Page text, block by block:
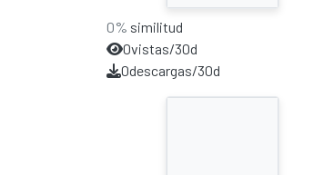
0% similitud
0vistas/30d
0descargas/30d